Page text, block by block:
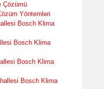
Çözümü
Yöntemleri
Bosch Klima
Bosch Klima
Bosch Klima
Bosch Klima